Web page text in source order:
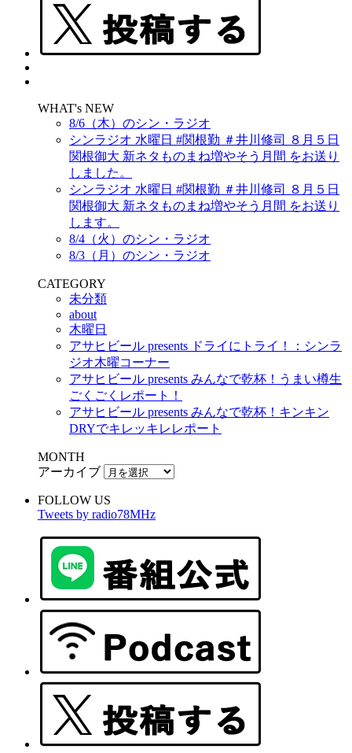
WHAT's NEW
8/6（木）のシン・ラジオ
シンラジオ 水曜日 #関根勤 ＃井川修司 ８月５日
関根御大 新ネタものまね増やそう月間 をお送り
しました。
シンラジオ 水曜日 #関根勤 ＃井川修司 ８月５日
関根御大 新ネタものまね増やそう月間 をお送り
します。
8/4（火）のシン・ラジオ
8/3（月）のシン・ラジオ
CATEGORY
未分類
about
木曜日
アサヒビール presents ドライにトライ！：シンラ
ジオ木曜コーナー
アサヒビール presents みんなで乾杯！うまい樽生
ごくごくレポート！
アサヒビール presents みんなで乾杯！キンキン
DRYでキレッキレレポート
MONTH
アーカイブ
FOLLOW US
Tweets by radio78MHz